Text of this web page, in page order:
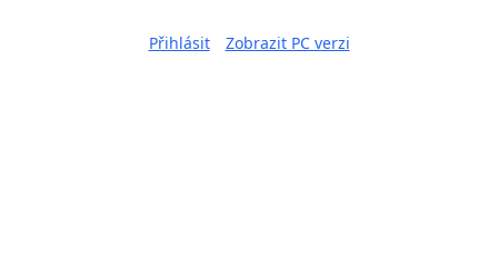
Přihlásit Zobrazit PC verzi